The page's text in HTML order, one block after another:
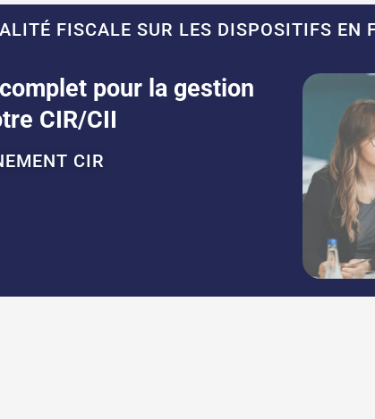
FISCALE SUR LES DISPOSITIFS EN
pour la gestion
CIR/CII
CIR